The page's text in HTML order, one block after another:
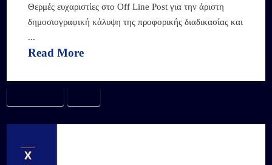
Θερμές ευχαριστίες στο Off Line Post για την άριστη
δημοσιογραφική κάλυψη της προφορικής διαδικασίας και
...
Read More